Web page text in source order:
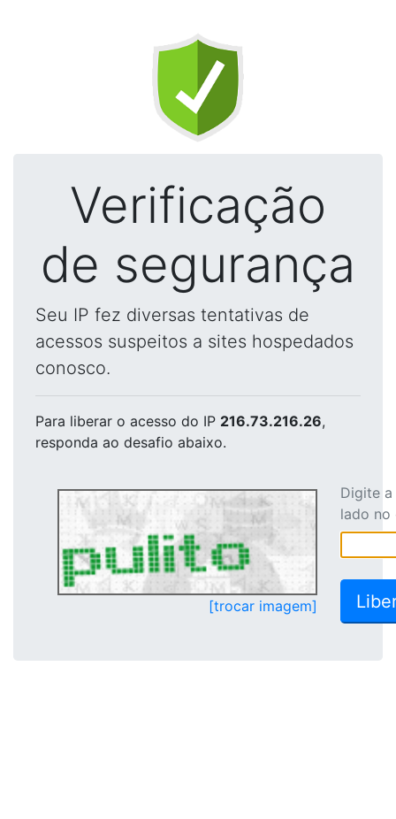
Verificação
de segurança
Seu IP fez diversas tentativas de
acessos suspeitos a sites hospedados
conosco.
Para liberar o acesso do IP 216.73.216.26,
responda ao desafio abaixo.
[trocar imagem]
Digite
lado no